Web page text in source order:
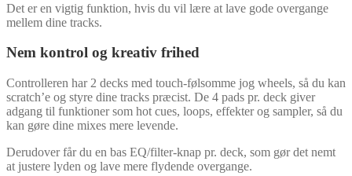
Det er en vigtig funktion, hvis du vil lære at lave gode overgange
mellem dine tracks.
Nem kontrol og kreativ frihed
Controlleren har 2 decks med touch-følsomme jog wheels, så du kan
scratch’e og styre dine tracks præcist. De 4 pads pr. deck giver
adgang til funktioner som hot cues, loops, effekter og sampler, så du
kan gøre dine mixes mere levende.
Derudover får du en bas EQ/filter-knap pr. deck, som gør det nemt
at justere lyden og lave mere flydende overgange.